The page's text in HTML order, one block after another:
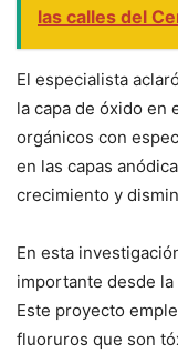
las calles del
El especialista
la capa de óxido
orgánicos con
en las capas
crecimiento y
En esta
importante desde
Este proyecto
fluoruros que son